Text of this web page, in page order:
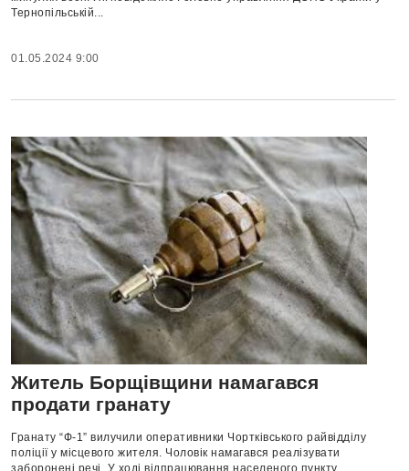
Тернопільській...
01.05.2024 9:00
Житель Борщівщини намагався
продати гранату
Гранату “Ф-1” вилучили оперативники Чортківського райвідділу
поліції у місцевого жителя. Чоловік намагався реалізувати
заборонені речі. У ході відпрацювання населеного пункту